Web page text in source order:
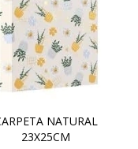
NATURAL
23X25CM